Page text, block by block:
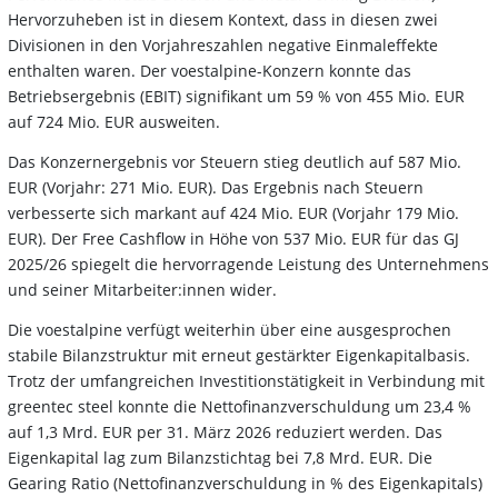
Hervorzuheben ist in diesem Kontext, dass in diesen zwei
Divisionen in den Vorjahreszahlen negative Einmaleffekte
enthalten waren. Der voestalpine-Konzern konnte das
Betriebsergebnis (EBIT) signifikant um 59 % von 455 Mio. EUR
auf 724 Mio. EUR ausweiten.
Das Konzernergebnis vor Steuern stieg deutlich auf 587 Mio.
EUR (Vorjahr: 271 Mio. EUR). Das Ergebnis nach Steuern
verbesserte sich markant auf 424 Mio. EUR (Vorjahr 179 Mio.
EUR). Der Free Cashflow in Höhe von 537 Mio. EUR für das GJ
2025/26 spiegelt die hervorragende Leistung des Unternehmens
und seiner Mitarbeiter:innen wider.
Die voestalpine verfügt weiterhin über eine ausgesprochen
stabile Bilanzstruktur mit erneut gestärkter Eigenkapitalbasis.
Trotz der umfangreichen Investitionstätigkeit in Verbindung mit
greentec steel konnte die Nettofinanzverschuldung um 23,4 %
auf 1,3 Mrd. EUR per 31. März 2026 reduziert werden. Das
Eigenkapital lag zum Bilanzstichtag bei 7,8 Mrd. EUR. Die
Gearing Ratio (Nettofinanzverschuldung in % des Eigenkapitals)